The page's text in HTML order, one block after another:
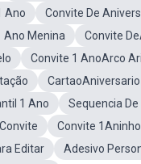
Ano
Convite De
Ano Menina
Convite
Convite 1 AnoArco
1 Ano
Sequencia
Convite
Editar
Adesivo